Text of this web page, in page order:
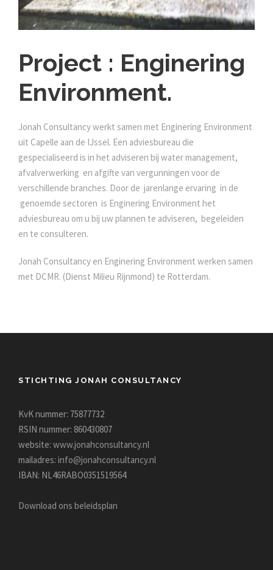
Project : Enginering
Environment.
Jonah Consultancy werkt samen met Enginering Environment
uit Capelle aan de IJssel. Een adviesbureau die
gespecialiseerd is in het adviseren bij water management,
afvalverwerking en afgifte van vergunningen voor de
verschillende branches. Door de jarenlange ervaring in de
genoemde sectoren is Enginering Environment het
adviesbureau om u bij uw plannen te adviseren, begeleiden
en te consulteren.
Jonah Consultancy en Enginering Environment werken samen
met DCMR. (Dienst Milieu Rijnmond) te Rotterdam.
STICHTING JONAH CONSULTANCY
KvK nummer: 75877732
RSIN nummer: 860430807
website: www.jonahconsultancy.nl
mailadres: info@jonahconsultancy.nl
IBAN: NL46RABO0351519564
Download ons beleidsplan